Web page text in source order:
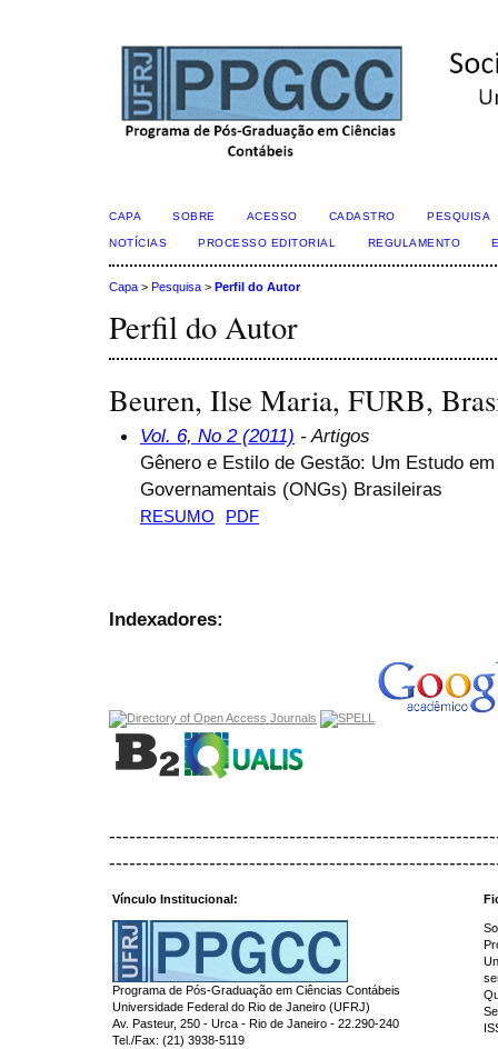
CAPA SOBRE ACESSO CADASTRO PESQUISA
NOTÍCIAS PROCESSO EDITORIAL REGULAMENTO
Capa > Pesquisa > Perfil do Autor
Perfil do Autor
Beuren, Ilse Maria, FURB,
Vol. 6, No 2 (2011) - Artigos
Gênero e Estilo de Gestão: Um Estudo
Governamentais (ONGs) Brasileiras
RESUMO PDF
Indexadores:
Vínculo Institucional:
Programa de Pós-Graduação em Ciências Contábeis
Universidade Federal do Rio de Janeiro (UFRJ)
Av. Pasteur, 250 - Urca - Rio de Janeiro - 22.290-240
Tel./Fax: (21) 3938-5119